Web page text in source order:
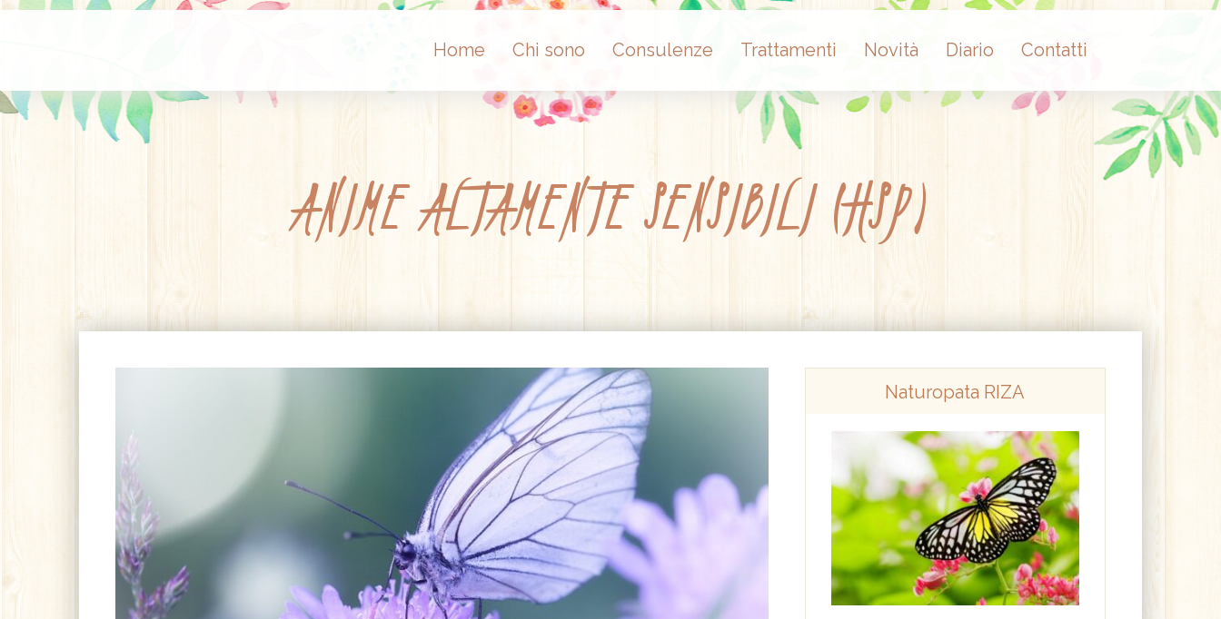
Home Chi sono Consulenze Trattamenti Novità Diario Contatti
ANIME ALTAMENTE SENSIBILI (HSP)
Naturopata RIZA